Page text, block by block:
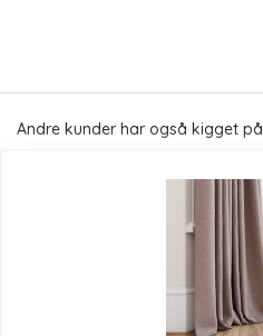
Andre kunder har også kigget på